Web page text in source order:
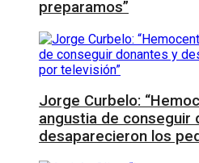
preparamos”
Jorge Curbelo:
angustia de conseguir
desaparecieron los